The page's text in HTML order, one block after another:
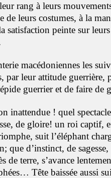
rang à leurs
de leurs costumes, à la
satisfaction peinte sur
macédoniennes les
par leur attitude guerrière,
guerrier et de faire de
inattendue ! quel
de gloire! un roi captif,
suit l’éléphant
que d’instinct, de
de terre, s’avance
Tête baissée aussi